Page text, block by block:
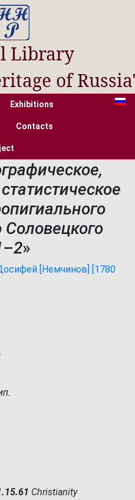
Library
of
Exhibitions
Contacts
Соловецкого
»
[Немчинов] [1780
Christianity